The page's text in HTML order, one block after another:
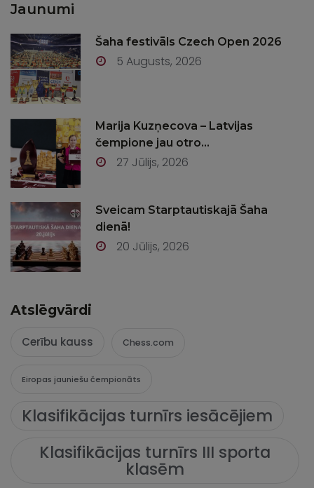
Jaunumi
Šaha festivāls Czech Open 2026
5 Augusts, 2026
Marija Kuzņecova – Latvijas
čempione jau otro...
27 Jūlijs, 2026
Sveicam Starptautiskajā Šaha
dienā!
20 Jūlijs, 2026
Atslēgvārdi
Cerību kauss Chess.com
Eiropas jauniešu čempionāts
Klasifikācijas turnīrs iesācējiem
Klasifikācijas turnīrs III sporta
klasēm